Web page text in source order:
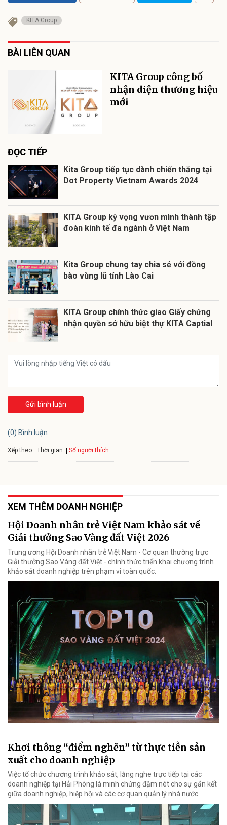
KITA Group
BÀI LIÊN QUAN
KITA Group công bố
nhận diện thương hiệu
mới
ĐỌC TIẾP
Kita Group tiếp tục dành chiến thắng tại
Dot Property Vietnam Awards 2024
KITA Group kỳ vọng vươn mình thành tập
đoàn kinh tế đa ngành ở Việt Nam
Kita Group chung tay chia sẻ với đồng
bào vùng lũ tỉnh Lào Cai
KITA Group chính thức giao Giấy chứng
nhận quyền sở hữu biệt thự KITA Captial
Gửi bình luận
(0) Bình luận
Xếp theo: Thời gian Số người thích
XEM THÊM DOANH NGHIỆP
Hội Doanh nhân trẻ Việt Nam khảo sát về
Giải thưởng Sao Vàng đất Việt 2026
Trung ương Hội Doanh nhân trẻ Việt Nam - Cơ quan thường trực
Giải thưởng Sao Vàng đất Việt - chính thức triển khai chương trình
khảo sát doanh nghiệp trên phạm vi toàn quốc.
Khơi thông “điểm nghẽn” từ thực tiễn sản
xuất cho doanh nghiệp
Việc tổ chức chương trình khảo sát, lắng nghe trực tiếp tại các
doanh nghiệp tại Hải Phòng là minh chứng đậm nét cho sự gắn kết
giữa doanh nghiệp, hiệp hội và các cơ quan quản lý nhà nước.